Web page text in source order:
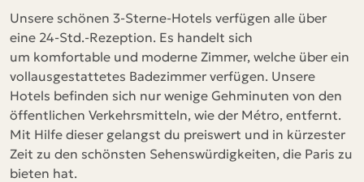
Unsere schönen 3-Sterne-Hotels verfügen alle über
eine 24-Std.-Rezeption. Es handelt sich
um komfortable und moderne Zimmer, welche über ein
vollausgestattetes Badezimmer verfügen. Unsere
Hotels befinden sich nur wenige Gehminuten von den
öffentlichen Verkehrsmitteln, wie der Métro, entfernt.
Mit Hilfe dieser gelangst du preiswert und in kürzester
Zeit zu den schönsten Sehenswürdigkeiten, die Paris zu
bieten hat.